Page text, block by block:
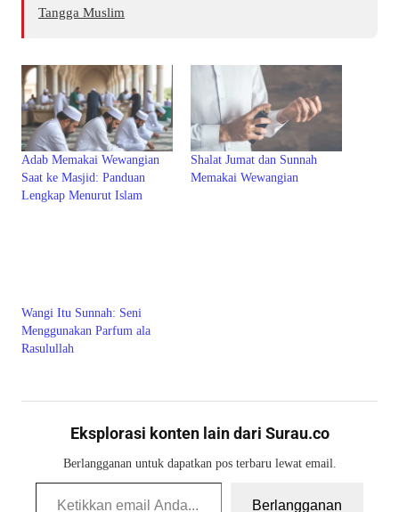
Tangga Muslim
Adab Memakai Wewangian
Saat ke Masjid: Panduan
Lengkap Menurut Islam
Shalat Jumat dan Sunnah
Memakai Wewangian
Rasulullah
Berlangganan